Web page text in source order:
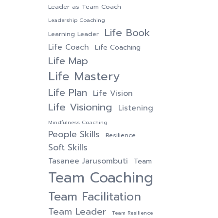
Leader as Team Coach
Leadership Coaching
Learning Leader Life Book
Life Coach Life Coaching
Life Map
Life Mastery
Life Plan Life Vision
Life Visioning Listening
Mindfulness Coaching
People Skills Resilience
Soft Skills
Tasanee Jarusombuti Team
Team Coaching
Team Facilitation
Team Leader
Team Resilience